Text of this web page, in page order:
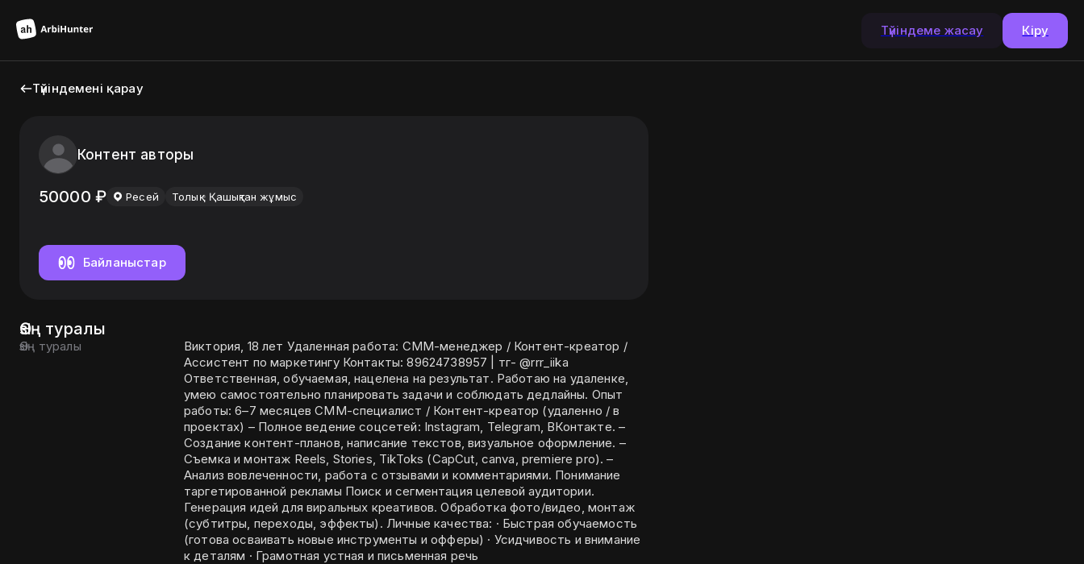
Түйіндеме жасау Кіру
Түйіндемені қарау
Контент авторы
50000 ₽ Ресей Толық Қашықтан жұмыс
Байланыстар
Өзің туралы
Өзің туралы
Виктория, 18 лет Удаленная работа: СММ-менеджер / Контент-креатор /
Ассистент по маркетингу Контакты: 89624738957 | тг- @rrr_iika
Ответственная, обучаемая, нацелена на результат. Работаю на удаленке,
умею самостоятельно планировать задачи и соблюдать дедлайны. Опыт
работы: 6–7 месяцев СММ-специалист / Контент-креатор (удаленно / в
проектах) – Полное ведение соцсетей: Instagram, Telegram, ВКонтакте. –
Создание контент-планов, написание текстов, визуальное оформление. –
Съемка и монтаж Reels, Stories, TikToks (CapCut, canva, premiere pro). –
Анализ вовлеченности, работа с отзывами и комментариями. Понимание
таргетированной рекламы Поиск и сегментация целевой аудитории.
Генерация идей для виральных креативов. Обработка фото/видео, монтаж
(субтитры, переходы, эффекты). Личные качества: · Быстрая обучаемость
(готова осваивать новые инструменты и офферы) · Усидчивость и внимание
к деталям · Грамотная устная и письменная речь